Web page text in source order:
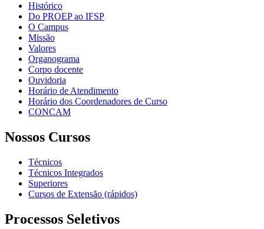
Histórico
Do PROEP ao IFSP
O Campus
Missão
Valores
Organograma
Corpo docente
Ouvidoria
Horário de Atendimento
Horário dos Coordenadores de Curso
CONCAM
Nossos Cursos
Técnicos
Técnicos Integrados
Superiores
Cursos de Extensão (rápidos)
Processos Seletivos